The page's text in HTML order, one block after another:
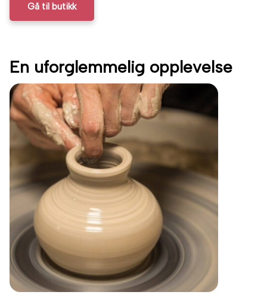
Gå til butikk
En uforglemmelig opplevelse